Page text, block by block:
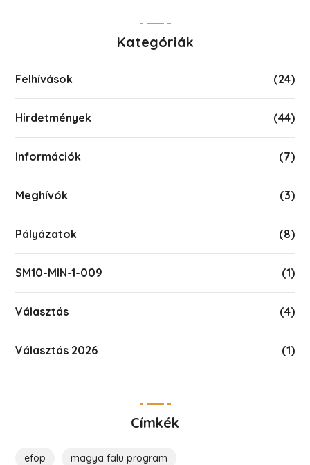
Kategóriák
Felhívások (24)
Hirdetmények (44)
Információk (7)
Meghívók (3)
Pályázatok (8)
SM10-MIN-1-009 (1)
Választás (4)
Választás 2026 (1)
Címkék
efop magya falu program